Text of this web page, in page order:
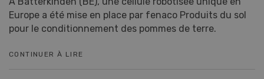
Europe a été mise en place par fenaco Produits du sol
pour le conditionnement des pommes de terre.
CONTINUER À LIRE